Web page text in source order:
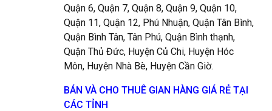
Quận 6, Quận 7, Quận 8, Quận 9, Quận 10,
Quận 11, Quận 12, Phú Nhuận, Quận Tân Bình,
Quận Bình Tân, Tân Phú, Quận Bình thạnh,
Quận Thủ Đức, Huyện Củ Chi, Huyện Hóc
Môn, Huyện Nhà Bè, Huyện Cần Giờ.
BÁN VÀ CHO THUÊ GIAN HÀNG GIÁ RẺ TẠI
CÁC TỈNH